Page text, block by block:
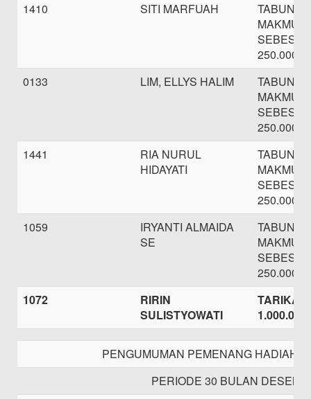
1410
SITI MARFUAH
MAKMUR
250.000,-
0133
LIM, ELLYS HALIM
MAKMUR
250.000,-
1441
RIA NURUL
HIDAYATI
MAKMUR
250.000,-
1059
IRYANTI ALMAIDA
SE
MAKMUR
250.000,-
1072
RIRIN
SULISTYOWATI
TARIKAN
PENGUMUMAN PEMENANG HADIAH
PERIODE 30 BULAN